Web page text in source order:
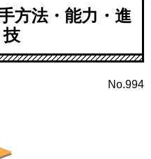
方法・能力・進
技
No.994